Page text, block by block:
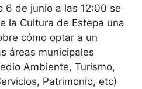
6 de junio a las 12:00 se
la Cultura de Estepa una
cómo optar a un
áreas municipales
Ambiente, Turismo,
Patrimonio, etc)